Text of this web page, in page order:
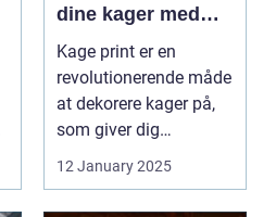
dine kager med
kage print
Kage print er en
revolutionerende måde
at dekorere kager på,
som giver dig
mulighed for ...
12 January 2025